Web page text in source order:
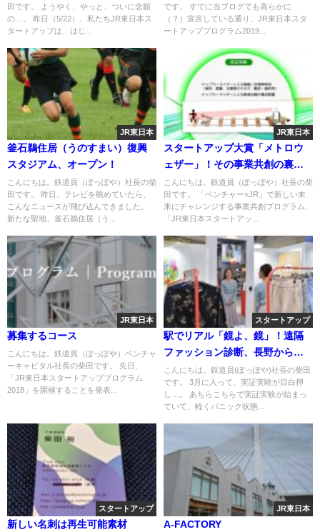
田です。 ようやく、やっと、ついに念願
の…。 昨日（5/22）、私たちJR東日本ス
タートアップは、はじ...
です。 すでに当ブログでも高らかに
（？）宣言している通り、JR東日本スタ
ートアッププログラム2019...
JR東日本
釜石鵜住居（うのすまい）復興
スタジアム、オープン！
こんにちは。鉄道員（ぽっぽや）社長の柴
田です。 昨日、テレビを眺めていたら、
こんなニュースが飛び込んできました。
新たな聖地、釜石鵜住居（う...
JR東日本
スタートアップ大賞「メトロウ
ェザー」！その事業共創の裏側
は…
こんにちは。鉄道員（ぽっぽや）社長の柴
田です。 「ベンチャー×JR」で新しい未
来にチャレンジする事業共創プログラム、
「JR東日本スタートアッ...
JR東日本
募集するコース
こんにちは。鉄道員（ぽっぽや）ベンチャ
ーキャピタル社長の柴田です。 先日、
「JR東日本スタートアッププログラム
2018」を開催することを発表...
スタートアップ
駅でリアル「鏡よ、鏡」！遠隔
ファッション診断、長野から品
川へ
こんにちは。鉄道員(ぽっぽや)社長の柴田
です。 3月に入って、実証実験が目白押
し…。 あちらこちらで実証実験が始まっ
ていて、軽くパニック状態...
スタートアップ
新しい名刺は再生可能素材
JR東日本
A-FACTORY